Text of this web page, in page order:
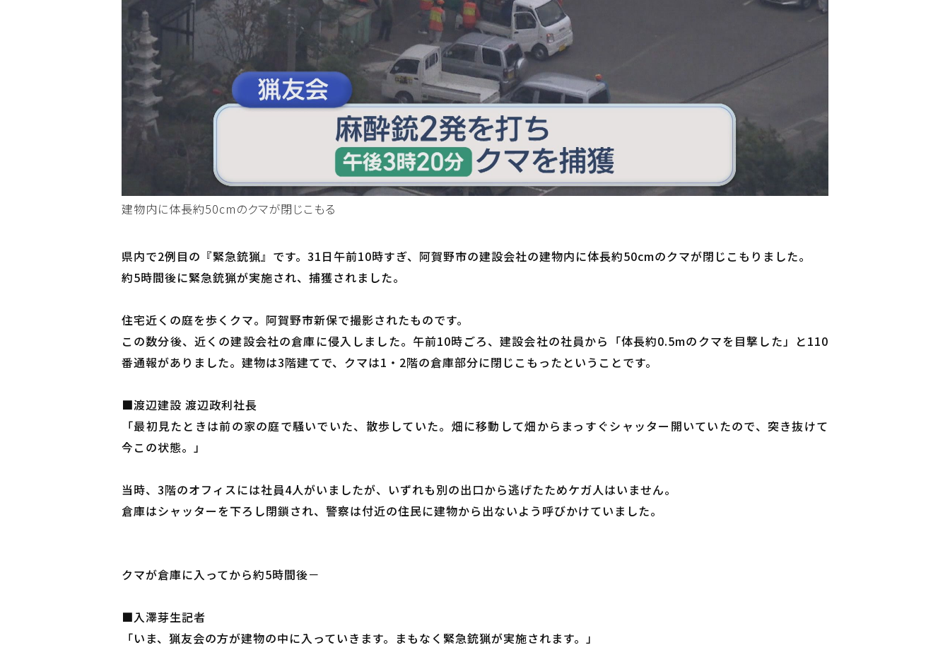
建物内に体長約50cmのクマが閉じこもる
県内で2例目の『緊急銃猟』です。31日午前10時すぎ、阿賀野市の建設会社の建物内に体長約50cmのクマが閉じこもりました。
約5時間後に緊急銃猟が実施され、捕獲されました。
住宅近くの庭を歩くクマ。阿賀野市新保で撮影されたものです。
この数分後、近くの建設会社の倉庫に侵入しました。午前10時ごろ、建設会社の社員から「体長約0.5mのクマを目撃した」と110
番通報がありました。建物は3階建てで、クマは1・2階の倉庫部分に閉じこもったということです。
■渡辺建設 渡辺政利社長
「最初見たときは前の家の庭で騒いでいた、散歩していた。畑に移動して畑からまっすぐシャッター開いていたので、突き抜けて
今この状態。」
当時、3階のオフィスには社員4人がいましたが、いずれも別の出口から逃げたためケガ人はいません。
倉庫はシャッターを下ろし閉鎖され、警察は付近の住民に建物から出ないよう呼びかけていました。
クマが倉庫に入ってから約5時間後－
■入澤芽生記者
「いま、猟友会の方が建物の中に入っていきます。まもなく緊急銃猟が実施されます。」